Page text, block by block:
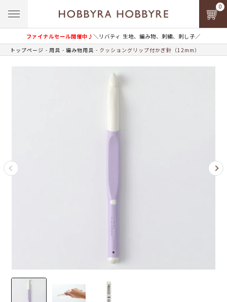
ファイナルセール開催中♪＼リバティ 生地、編み物、刺繍、刺し子／
0
トップページ 用具 編み物用具 クッショングリップ付かぎ針（12mm）